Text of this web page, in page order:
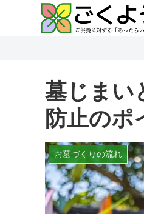
墓じまい
防止のポ
お墓づくりの流れ